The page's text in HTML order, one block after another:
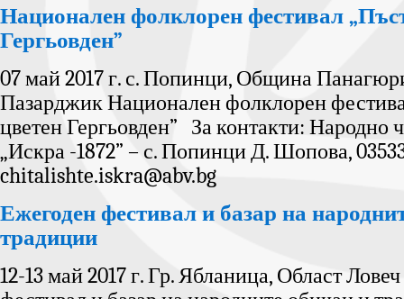
Национален фолклорен фестивал
Гергьовден”
07 май 2017 г. с. Попинци, Община
Пазарджик Национален фолклорен
цветен Гергьовден” За контакти: Народно
„Искра -1872” – с. Попинци Д. Шопова,
chitalishte.iskra@abv.bg
Ежегоден фестивал и базар на
традиции
12-13 май 2017 г. Гр. Ябланица, Област